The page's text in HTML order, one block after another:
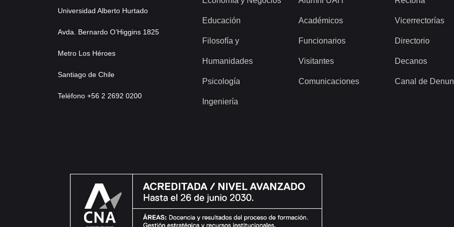
Universidad Alberto Hurtado
Avda. Bernardo O’Higgins 1825
Metro Los Héroes
Santiago de Chile
Teléfono +56 2 2692 0200
Educación
Filosofía y
Humanidades
Psicología
Ingeniería
Académicos
Funcionarios
Visitantes
Comunicaciones
Vicerrectorías
Directorio
Decanos
Canal de